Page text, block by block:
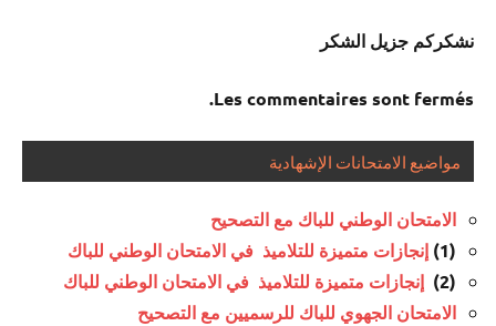
نشكركم جزيل الشكر
Les commentaires sont fermés.
مواضيع الامتحانات الإشهادية
الامتحان الوطني للباك مع التصحيح
(1)
إنجازات متميزة للتلاميذ في الامتحان الوطني للباك
(2)
إنجازات متميزة للتلاميذ في الامتحان الوطني للباك
الامتحان الجهوي للباك للرسميين مع التصحيح